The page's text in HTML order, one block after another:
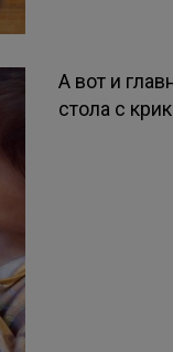
А вот и
стола с